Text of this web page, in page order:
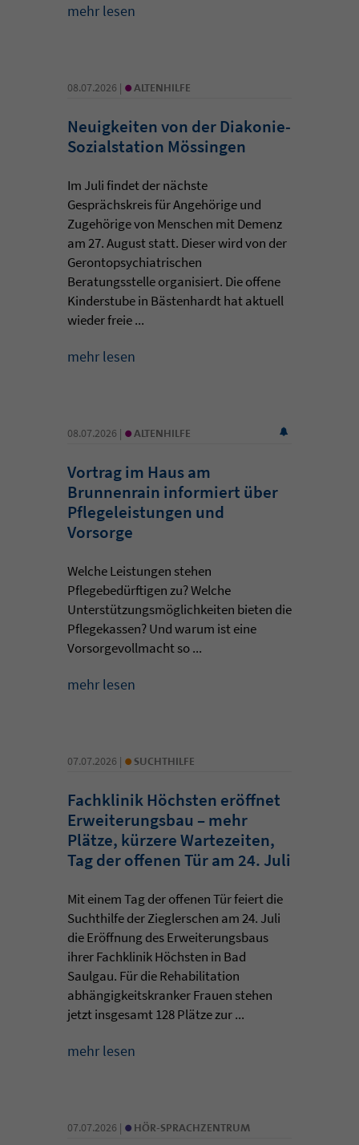
mehr lesen
08.07.2026 | • ALTENHILFE
Neuigkeiten von der Diakonie-
Sozialstation Mössingen
Im Juli findet der nächste
Gesprächskreis für Angehörige und
Zugehörige von Menschen mit Demenz
am 27. August statt. Dieser wird von der
Gerontopsychiatrischen
Beratungsstelle organisiert. Die offene
Kinderstube in Bästenhardt hat aktuell
wieder freie ...
mehr lesen
08.07.2026 | • ALTENHILFE
Vortrag im Haus am
Brunnenrain informiert über
Pflegeleistungen und
Vorsorge
Welche Leistungen stehen
Pflegebedürftigen zu? Welche
Unterstützungsmöglichkeiten bieten die
Pflegekassen? Und warum ist eine
Vorsorgevollmacht so ...
mehr lesen
07.07.2026 | • SUCHTHILFE
Fachklinik Höchsten eröffnet
Erweiterungsbau – mehr
Plätze, kürzere Wartezeiten,
Tag der offenen Tür am 24. Juli
Mit einem Tag der offenen Tür feiert die
Suchthilfe der Zieglerschen am 24. Juli
die Eröffnung des Erweiterungsbaus
ihrer Fachklinik Höchsten in Bad
Saulgau. Für die Rehabilitation
abhängigkeitskranker Frauen stehen
jetzt insgesamt 128 Plätze zur ...
mehr lesen
07.07.2026 | • HÖR-SPRACHZENTRUM